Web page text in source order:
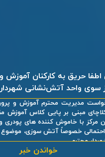
حریق به کارکنان آموزش
سوی واحد آتش‌نشانی
مدیریت محترم آموزش و
مبنی بر پایی کلاس آموزش
خصوصاً آتش سوزی، موضوع
محترم ...
خواندن خبر